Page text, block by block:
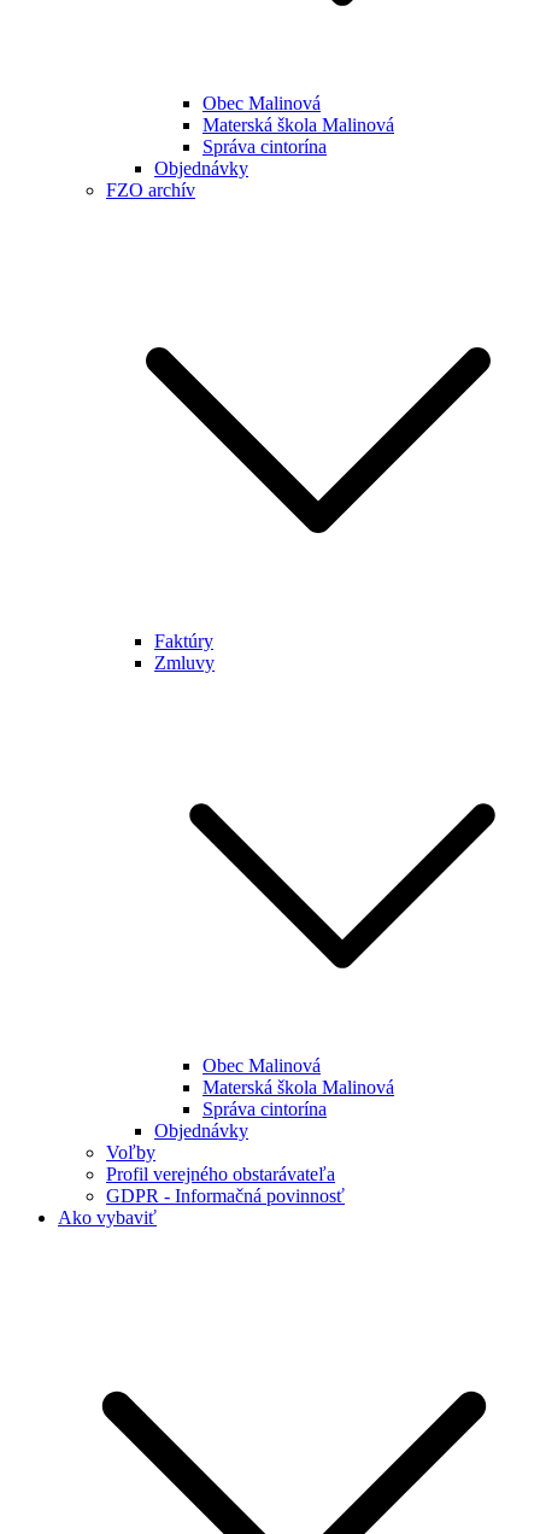
Obec Malinová
Materská škola Malinová
Správa cintorína
Objednávky
FZO archív
Faktúry
Zmluvy
Obec Malinová
Materská škola Malinová
Správa cintorína
Objednávky
Voľby
Profil verejného obstarávateľa
GDPR - Informačná povinnosť
Ako vybaviť